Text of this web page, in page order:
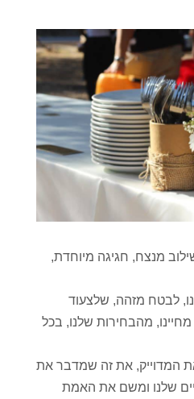
מנצח, חגיגה מיוחדת,
לבטח מזהה, שלצעוד
מהבחירות שלנו, בכל
המדוייק, את זה שמדבר את
שלנו ומשם את האמת